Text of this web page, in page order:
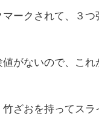
ークされて、３
がないので、こ
ざおを持ってスラ